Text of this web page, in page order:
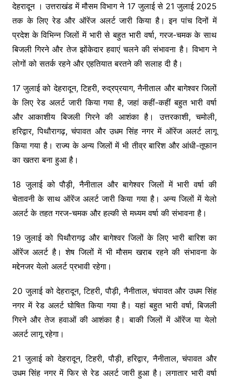
देहरादून । उत्तराखंड में मौसम विभाग ने 17 जुलाई से 21 जुलाई 2025
तक के लिए रेड और ऑरेंज अलर्ट जारी किया है। इन पांच दिनों में
प्रदेश के विभिन्न जिलों में भारी से बहुत भारी वर्षा, गरज-चमक के साथ
बिजली गिरने और तेज झोंकेदार हवाएं चलने की संभावना है। विभाग ने
लोगों को सतर्क रहने और एहतियात बरतने की सलाह दी है।
17 जुलाई को देहरादून, टिहरी, रुद्रप्रयाग, नैनीताल और बागेश्वर जिलों
के लिए रेड अलर्ट जारी किया गया है, जहां कहीं-कहीं बहुत भारी वर्षा
और आकाशीय बिजली गिरने की आशंका है। उत्तरकाशी, चमोली,
हरिद्वार, पिथौरागढ़, चंपावत और उधम सिंह नगर में ऑरेंज अलर्ट लागू
किया गया है। राज्य के अन्य जिलों में भी तीव्र बारिश और आंधी-तूफान
का खतरा बना हुआ है।
18 जुलाई को पौड़ी, नैनीताल और बागेश्वर जिलों में भारी वर्षा की
चेतावनी के साथ ऑरेंज अलर्ट जारी किया गया है। अन्य जिलों में येलो
अलर्ट के तहत गरज-चमक और हल्की से मध्यम वर्षा की संभावना है।
19 जुलाई को पिथौरागढ़ और बागेश्वर जिलों के लिए भारी बारिश का
ऑरेंज अलर्ट है। शेष जिलों में भी मौसम खराब रहने की संभावना के
मद्देनजर येलो अलर्ट प्रभावी रहेगा।
20 जुलाई को देहरादून, टिहरी, पौड़ी, नैनीताल, चंपावत और उधम सिंह
नगर में रेड अलर्ट घोषित किया गया है। यहां बहुत भारी वर्षा, बिजली
गिरने और तेज हवाओं की आशंका है। बाकी जिलों में ऑरेंज या येलो
अलर्ट लागू रहेगा।
21 जुलाई को देहरादून, टिहरी, पौड़ी, हरिद्वार, नैनीताल, चंपावत और
उधम सिंह नगर में फिर से रेड अलर्ट जारी हुआ है। लगातार भारी वर्षा